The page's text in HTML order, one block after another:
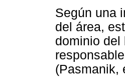
Según una
del área,
dominio del
(Pasmanik,